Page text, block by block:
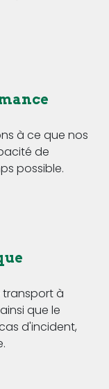
à ce que nos
de
possible.
à
que le
d'incident,